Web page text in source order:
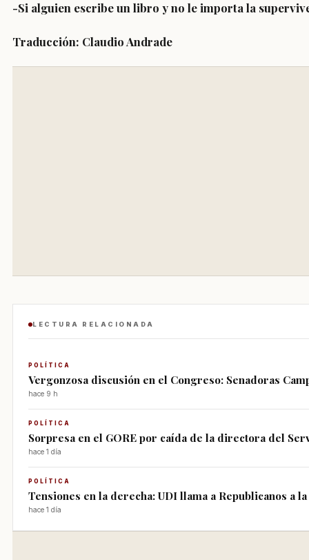
-Si alguien escribe un libro y no le importa la
Traducción: Claudio Andrade
LECTURA RELACIONADA
POLÍTICA
Vergonzosa discusión en el Congreso: Senadoras
hace 9 h
POLÍTICA
Sorpresa en el GORE por caída de la directora del
hace 1 día
POLÍTICA
Tensiones en la derecha: UDI llama a Republicanos
hace 1 día